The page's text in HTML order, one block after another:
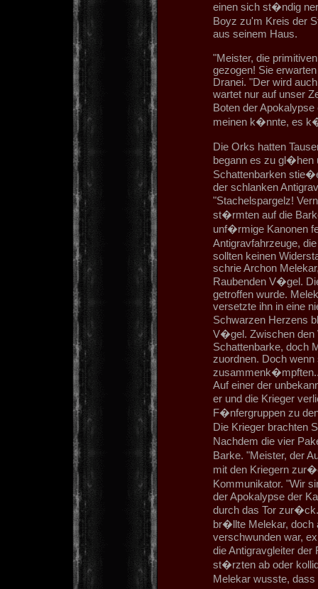
einen sich st�ndig
Boyz zu'm Kreis der
aus seinem Haus.
"Meister, die
gezogen! Sie
Dranei. "Der wird
wartet nur auf unser
Boten der
meinen k�nnte, es
Die Orks hatten
begann es zu gl�hen
Schattenbarken
der schlanken
"Stachelspargelz!
st�rmten auf die
unf�rmige Kanonen
Antigravfahrzeuge,
sollten keinen
schrie Archon
Raubenden V�gel.
getroffen wurde.
versetzte ihn in eine
Schwarzen Herzens
V�gel. Zwischen den
Schattenbarke, doch
zuordnen. Doch
Auf einer der
er und die Krieger
F�nfergruppen zu
Die Krieger brachten
Nachdem die vier
Barke. "Meister, der
mit den Kriegern
Kommunikator. "Wir
der Apokalypse der
durch das Tor
br�llte Melekar, doch
verschwunden war,
die Antigravgleiter
st�rzten ab oder
Melekar wusste,